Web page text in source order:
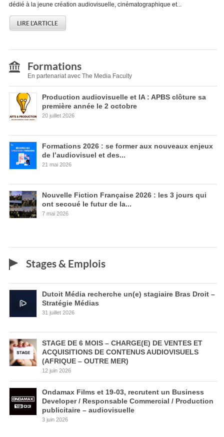
dédié à la jeune création audiovisuelle, cinématographique et...
LIRE L'ARTICLE
Formations
En partenariat avec The Media Faculty
Production audiovisuelle et IA : APBS clôture sa
première année le 2 octobre
20 juillet 2026
Formations 2026 : se former aux nouveaux enjeux
de l’audiovisuel et des...
21 mai 2026
Nouvelle Fiction Française 2026 : les 3 jours qui
ont secoué le futur de la...
7 mai 2026
Stages & Emplois
Dutoit Média recherche un(e) stagiaire Bras Droit –
Stratégie Médias
31 juillet 2026
STAGE DE 6 MOIS – CHARGE(E) DE VENTES ET
ACQUISITIONS DE CONTENUS AUDIOVISUELS
(AFRIQUE – OUTRE MER)
12 juin 2026
Ondamax Films et 19-03, recrutent un Business
Developer / Responsable Commercial / Production
publicitaire – audiovisuelle
3 juin 2026